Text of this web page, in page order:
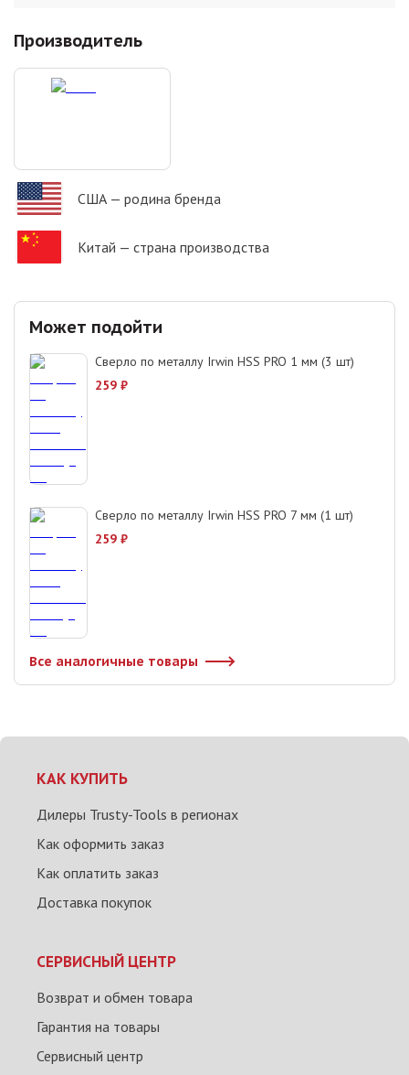
Производитель
США — родина бренда
Китай — страна производства
Может подойти
Сверло по металлу Irwin HSS PRO 1 мм (3 шт)
259 ₽
Сверло по металлу Irwin HSS PRO 7 мм (1 шт)
259 ₽
Все аналогичные товары
КАК КУПИТЬ
Дилеры Trusty-Tools в регионах
Как оформить заказ
Как оплатить заказ
Доставка покупок
СЕРВИСНЫЙ ЦЕНТР
Возврат и обмен товара
Гарантия на товары
Сервисный центр